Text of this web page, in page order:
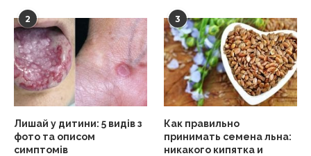
2
Лишай у дитини: 5 видів з
фото та описом
симптомів
3
Как правильно
принимать семена льна:
никакого кипятка и